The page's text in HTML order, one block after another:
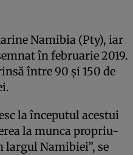
Namibia (Pty), iar
în februarie 2019.
între 90 şi 150 de
la începutul acestui
la munca propriu-
largul Namibiei”, se